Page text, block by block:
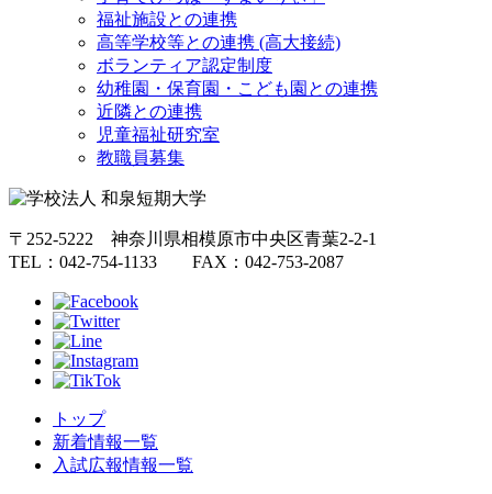
福祉施設との連携
高等学校等との連携 (高大接続)
ボランティア認定制度
幼稚園・保育園・こども園との連携
近隣との連携
児童福祉研究室
教職員募集
〒252-5222 神奈川県相模原市中央区青葉2-2-1
TEL：042-754-1133 FAX：042-753-2087
トップ
新着情報一覧
入試広報情報一覧